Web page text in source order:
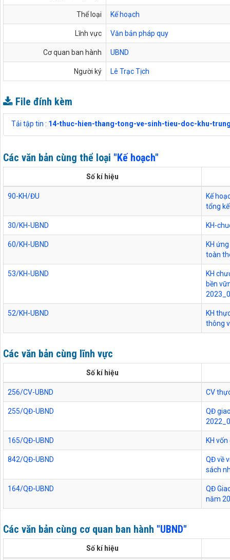
Thể loại Kế hoạch
Lĩnh vực Văn bản pháp quy
Cơ quan ban hành UBND
Người ký Lê Trạc Tịch
File đính kèm
Tải tập tin : 14-thuc-hien-thang-tong-ve-sinh-tieu-doc-khu-
Các văn bản cùng thể loại "Kế hoạch"
Số kí hiệu
90-KH/ĐU
Kế
tổng
30/KH-UBND KH-
60/KH-UBND
KH
toàn
53/KH-UBND
KH
bền
52/KH-UBND
KH
thông
Các văn bản cùng lĩnh vực
Số kí hiệu
256/CV-UBND CV
255/QĐ-UBND
QĐ
165/QĐ-UBND KH
842/QĐ-UBND
QĐ về
sách
164/QĐ-UBND
QĐ
năm
Các văn bản cùng cơ quan ban hành "UBND"
Số kí hiệu